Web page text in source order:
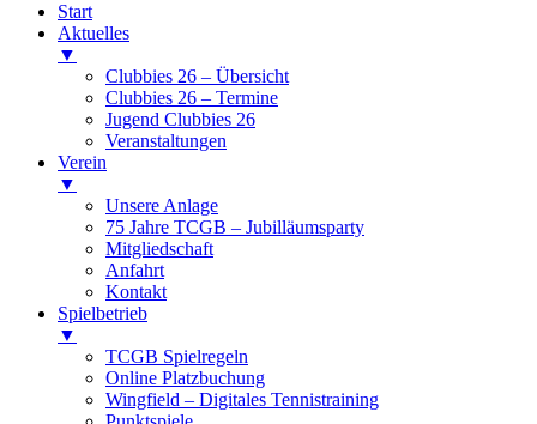
Start
Aktuelles
▼
Clubbies 26 – Übersicht
Clubbies 26 – Termine
Jugend Clubbies 26
Veranstaltungen
Verein
▼
Unsere Anlage
75 Jahre TCGB – Jubilläumsparty
Mitgliedschaft
Anfahrt
Kontakt
Spielbetrieb
▼
TCGB Spielregeln
Online Platzbuchung
Wingfield – Digitales Tennistraining